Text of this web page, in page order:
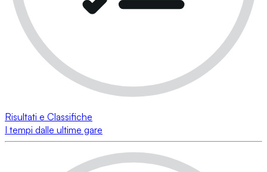
Risultati e Classifiche
I tempi dalle ultime gare